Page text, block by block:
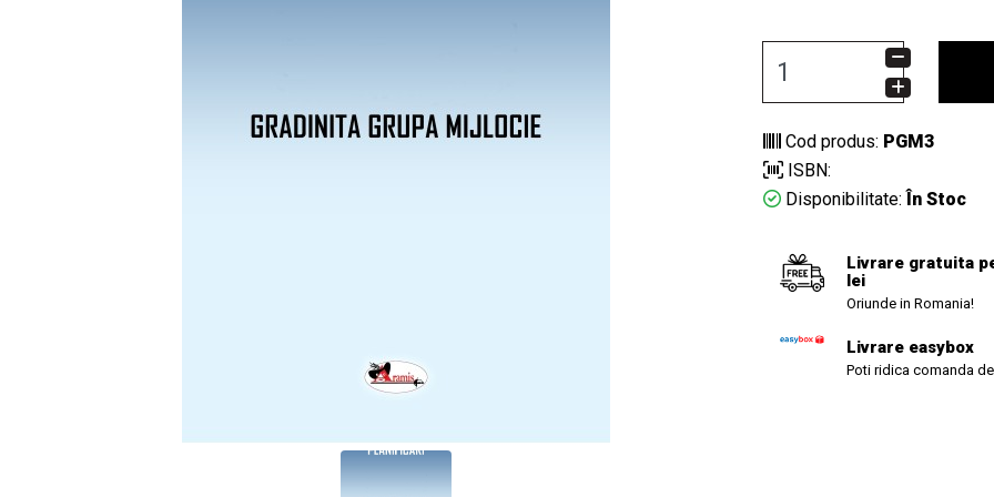
Cod produs: PGM3
ISBN:
Disponibilitate: În Stoc
Livrare gratuita
lei
Oriunde in Romania!
Livrare easybox
Poti ridica comanda